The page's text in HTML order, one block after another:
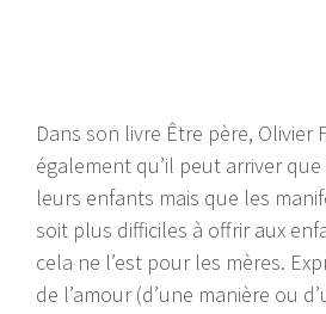
Dans son livre Être père, Olivier
également qu’il peut arriver
leurs enfants mais que les
soit plus difficiles à offrir aux
cela ne l’est pour les mères.
de l’amour (d’une manière ou